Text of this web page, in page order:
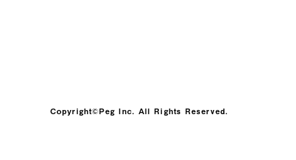
Copyright©️Peg Inc. All Rights Reserved.